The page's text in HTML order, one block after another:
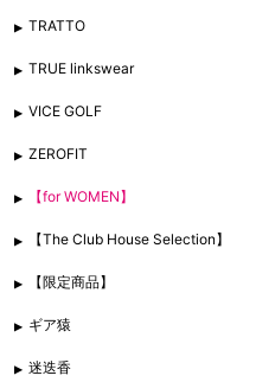
TRATTO
TRUE linkswear
VICE GOLF
ZEROFIT
【for WOMEN】
【The Club House Selection】
【限定商品】
ギア猿
迷迭香